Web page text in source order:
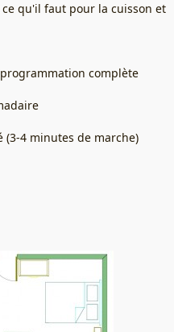
qu'il faut pour la cuisson et
complète
4 minutes de marche)